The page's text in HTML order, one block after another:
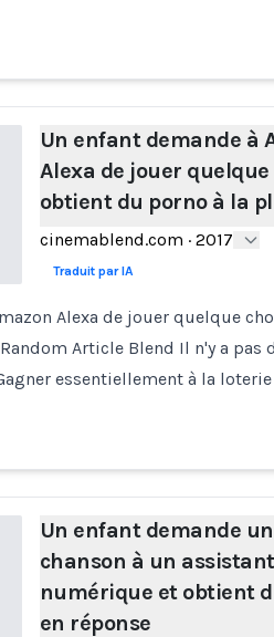
Un enfant demande à
Alexa de jouer quelque
obtient du porno à la
cinemablend.com · 2017
Traduit par IA
Alexa de jouer quelque
Article Blend Il n'y a
essentiellement à la
Un enfant demande
chanson à un assistant
numérique et obtient
en réponse